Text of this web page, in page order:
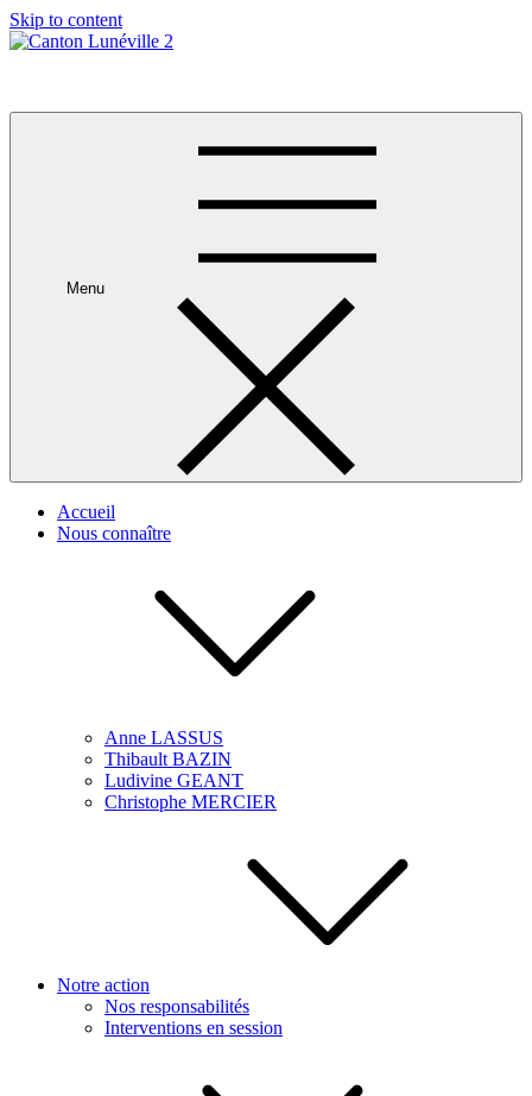
Skip to content
Menu
Accueil
Nous connaître
Anne LASSUS
Thibault BAZIN
Ludivine GEANT
Christophe MERCIER
Notre action
Nos responsabilités
Interventions en session